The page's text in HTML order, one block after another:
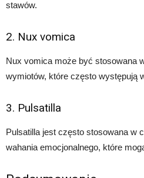
stawów.
2. Nux vomica
Nux vomica może być stosowana
wymiotów, które często występują
3. Pulsatilla
Pulsatilla jest często stosowana w
wahania emocjonalnego, które